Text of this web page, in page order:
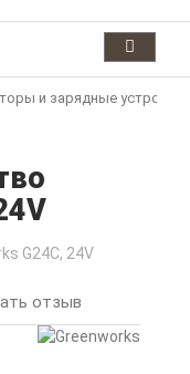
и зарядные
отзыв